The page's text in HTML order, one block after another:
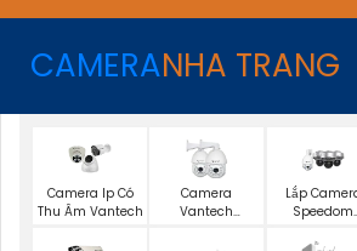
CAMERANHA TRANG
Camera Ip Có
Thu Âm Vantech
Camera
Vantech
Lắp
Speedom